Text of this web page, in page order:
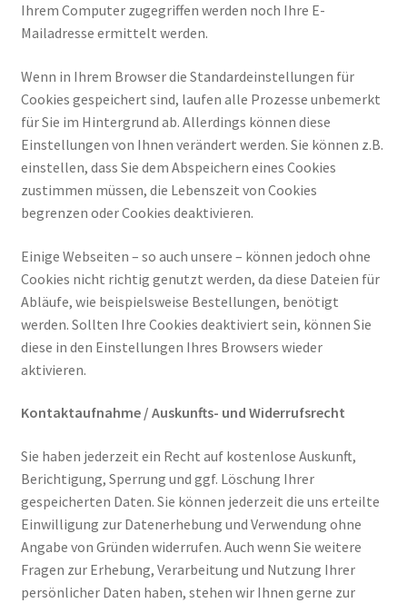
Ihrem Computer zugegriffen werden noch Ihre E-
Mailadresse ermittelt werden.
Wenn in Ihrem Browser die Standardeinstellungen für
Cookies gespeichert sind, laufen alle Prozesse unbemerkt
für Sie im Hintergrund ab. Allerdings können diese
Einstellungen von Ihnen verändert werden. Sie können z.B.
einstellen, dass Sie dem Abspeichern eines Cookies
zustimmen müssen, die Lebenszeit von Cookies
begrenzen oder Cookies deaktivieren.
Einige Webseiten – so auch unsere – können jedoch ohne
Cookies nicht richtig genutzt werden, da diese Dateien für
Abläufe, wie beispielsweise Bestellungen, benötigt
werden. Sollten Ihre Cookies deaktiviert sein, können Sie
diese in den Einstellungen Ihres Browsers wieder
aktivieren.
Kontaktaufnahme / Auskunfts- und Widerrufsrecht
Sie haben jederzeit ein Recht auf kostenlose Auskunft,
Berichtigung, Sperrung und ggf. Löschung Ihrer
gespeicherten Daten. Sie können jederzeit die uns erteilte
Einwilligung zur Datenerhebung und Verwendung ohne
Angabe von Gründen widerrufen. Auch wenn Sie weitere
Fragen zur Erhebung, Verarbeitung und Nutzung Ihrer
persönlicher Daten haben, stehen wir Ihnen gerne zur